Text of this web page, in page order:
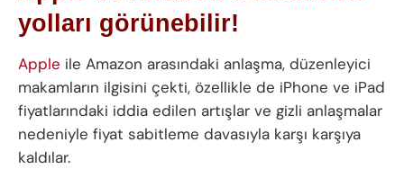
yolları görünebilir!
Apple ile Amazon arasındaki anlaşma, düzenleyici
makamların ilgisini çekti, özellikle de iPhone ve iPad
fiyatlarındaki iddia edilen artışlar ve gizli anlaşmalar
nedeniyle fiyat sabitleme davasıyla karşı karşıya
kaldılar.